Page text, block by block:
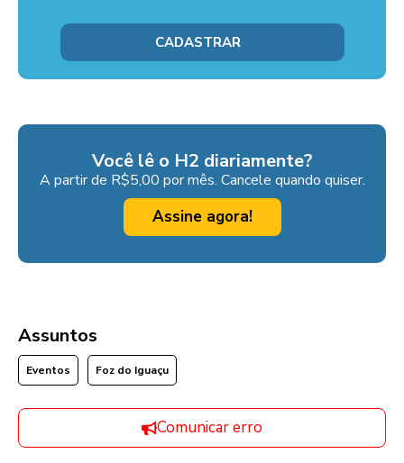
Você lê o H2 diariamente?
A partir de R$5,00 por mês. Cancele quando quiser.
Assine agora!
Assuntos
Eventos Foz do Iguaçu
Comunicar erro